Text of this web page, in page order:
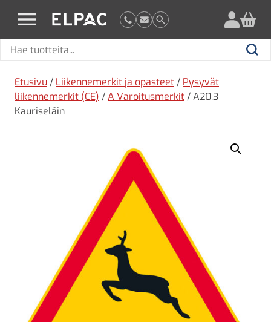
elpac.fi
Hae
Hae
Etusivu / Liikennemerkit ja opasteet / Pysyvät
liikennemerkit (CE) /A Varoitusmerkit / A20.3
Kauriseläin